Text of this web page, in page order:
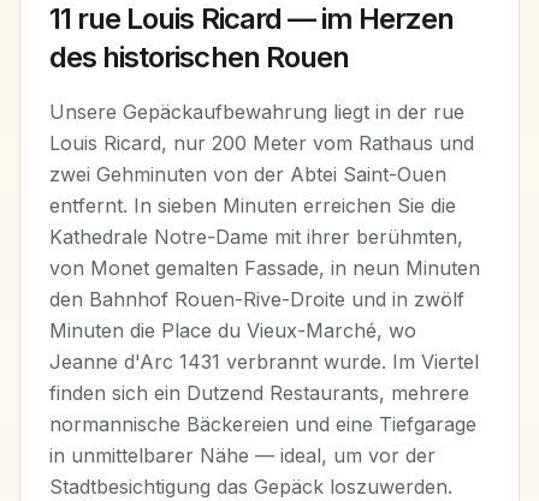
11 rue Louis Ricard — im Herzen
des historischen Rouen
Unsere Gepäckaufbewahrung liegt in der rue
Louis Ricard, nur 200 Meter vom Rathaus und
zwei Gehminuten von der Abtei Saint-Ouen
entfernt. In sieben Minuten erreichen Sie die
Kathedrale Notre-Dame mit ihrer berühmten,
von Monet gemalten Fassade, in neun Minuten
den Bahnhof Rouen-Rive-Droite und in zwölf
Minuten die Place du Vieux-Marché, wo
Jeanne d'Arc 1431 verbrannt wurde. Im Viertel
finden sich ein Dutzend Restaurants, mehrere
normannische Bäckereien und eine Tiefgarage
in unmittelbarer Nähe — ideal, um vor der
Stadtbesichtigung das Gepäck loszuwerden.